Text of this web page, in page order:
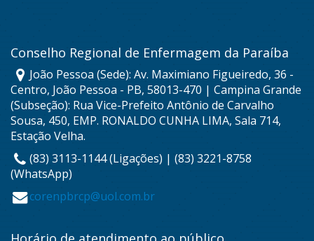
Conselho Regional de Enfermagem da Paraíba
João Pessoa (Sede): Av. Maximiano Figueiredo, 36 -
Centro, João Pessoa - PB, 58013-470 | Campina Grande
(Subseção): Rua Vice-Prefeito Antônio de Carvalho
Sousa, 450, EMP. RONALDO CUNHA LIMA, Sala 714,
Estação Velha.
(83) 3113-1144 (Ligações) | (83) 3221-8758
(WhatsApp)
corenpbrcp@uol.com.br